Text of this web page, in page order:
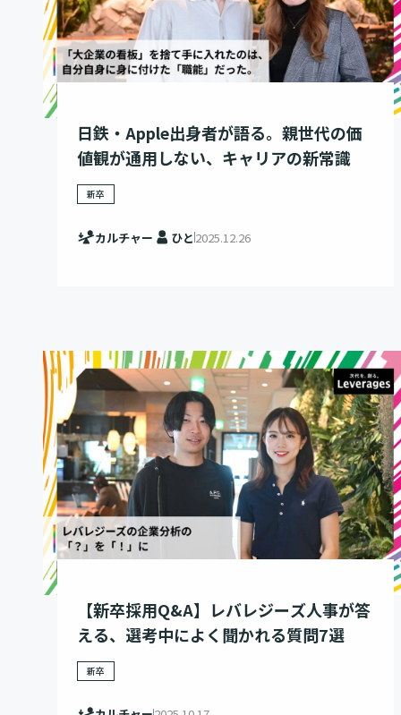
日鉄・Apple出身者が語る。親世代の価
値観が通用しない、キャリアの新常識
新卒
カルチャー ひと 2025.12.26
【新卒採用Q&A】レバレジーズ人事が答
える、選考中によく聞かれる質問7選
新卒